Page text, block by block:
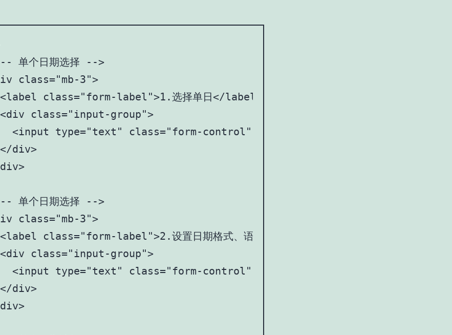
单个日期选择 -->
class="mb-3">
class="form-label">1.选择单日</label>
class="input-group">
<input type="text" class="form-control" id="datepicker">
div>
单个日期选择 -->
class="mb-3">
class="form-label">2.设置日期格式、语言、选择后关闭日期、是否显示第几周、高
class="input-group">
<input type="text" class="form-control" id="datepicker2">
div>